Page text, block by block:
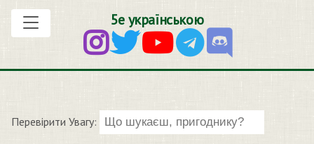
5е українською
Перевірити Увагу: